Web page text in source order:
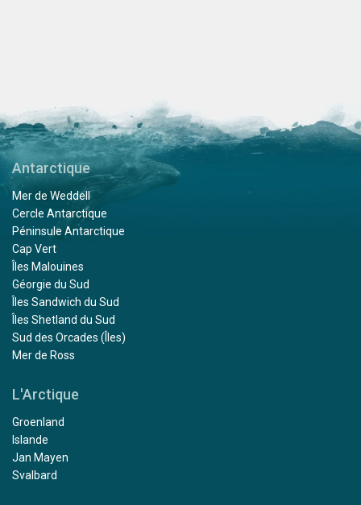
Antarctique
Mer de Weddell
Cercle Antarctique
Péninsule Antarctique
Cap Vert
Îles Malouines
Géorgie du Sud
Îles Sandwich du Sud
Îles Shetland du Sud
Sud des Orcades (Îles)
Mer de Ross
L'Arctique
Groenland
Islande
Jan Mayen
Svalbard